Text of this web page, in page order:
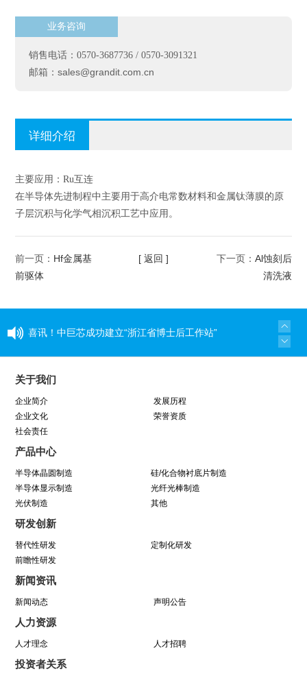
业务咨询
销售电话：0570-3687736 / 0570-3091321
邮箱：sales@grandit.com.cn
详细介绍
主要应用：Ru互连
在半导体先进制程中主要用于高介电常数材料和金属钛薄膜的原
子层沉积与化学气相沉积工艺中应用。
前一页： Hf金属基
前驱体
[ 返回 ] 下一页： Al蚀刻后
清洗液
喜讯！中巨芯成功建立“浙江省博士后工作站”
动圆满结束
学芯谱理念 做靠谱者--中巨芯靠谱文化宣讲月活
动圆满收官
因为靠谱 所以信赖 | 中巨芯《芯谱》发布会
中巨芯参展SEMICON China 2021
八年靠谱路 芯程共奔赴——首届靠谱文化节开幕
关于我们
企业简介
发展历程
企业文化
荣誉资质
社会责任
产品中心
半导体晶圆制造
硅/化合物衬底片制造
半导体显示制造
光纤光棒制造
光伏制造
其他
研发创新
替代性研发
定制化研发
前瞻性研发
新闻资讯
新闻动态 声明公告
人力资源
人才理念 人才招聘
投资者关系